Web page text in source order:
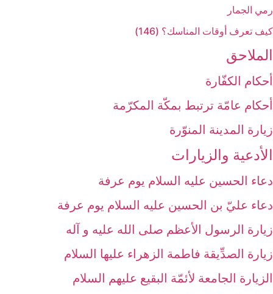
رمي الجمار
كيف تعرف أوقات المناسك؟ (146)
الملاحق‏
أحكام الكفّارة
أحكام عامّة ترتبط بمكّة المكرّمة
زيارة المدينة المنوّرة
الأدعية والزيارات‏
دعاء الحسين عليه السلام يوم عرفة
دعاء عليّ بن الحسين عليه السلام يوم عرفة
زيارة الرسول الأعظم صلى الله عليه و آله‏
زيارة الصدِّيقة فاطمة الزهراء عليها السلام‏
الزيارة الجامعة لأئمّة البقيع عليهم السلام‏